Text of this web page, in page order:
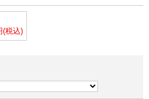
(税込)